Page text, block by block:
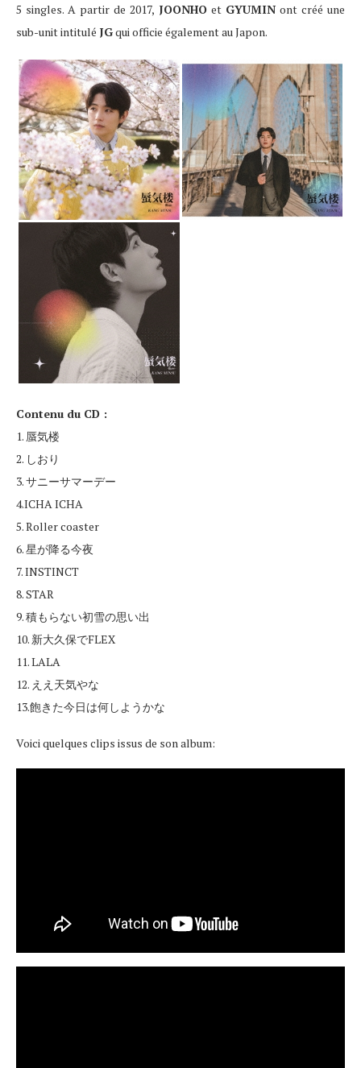
5 singles. A partir de 2017, JOONHOet GYUMINont créé une
sub-unit intitulé JGqui officie également au Japon.
Contenu du CD :
1. 蜃気楼
2. しおり
3. サニーサマーデー
4.ICHA ICHA
5. Roller coaster
6. 星が降る今夜
7. INSTINCT
8. STAR
9. 積もらない初雪の思い出
10. 新大久保でFLEX
11. LALA
12. ええ天気やな
13.飽きた今日は何しようかな
Voici quelques clips issus de son album: